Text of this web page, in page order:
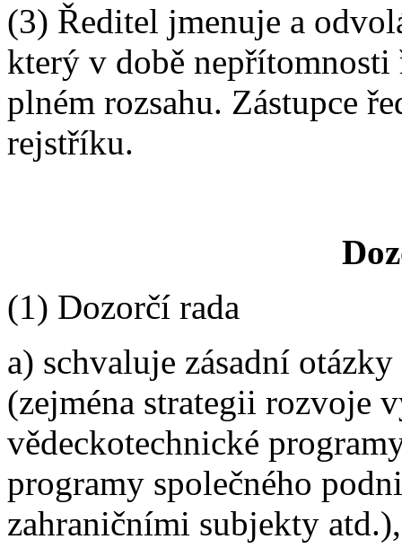
(3) Ředitel jmenuje a
který v době nepřítomnosti
plném rozsahu. Zástupce
rejstříku.
(1) Dozorčí rada
a) schvaluje zásadní
(zejména strategii rozvoje
vědeckotechnické
programy společného
zahraničními subjekty atd.),